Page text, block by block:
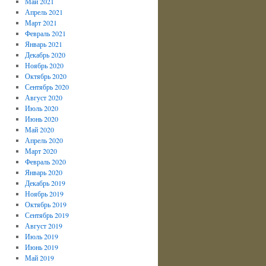
Апрель 2021
Март 2021
Февраль 2021
Январь 2021
Декабрь 2020
Ноябрь 2020
Октябрь 2020
Сентябрь 2020
Август 2020
Июль 2020
Июнь 2020
Май 2020
Апрель 2020
Март 2020
Февраль 2020
Январь 2020
Декабрь 2019
Ноябрь 2019
Октябрь 2019
Сентябрь 2019
Август 2019
Июль 2019
Июнь 2019
Май 2019